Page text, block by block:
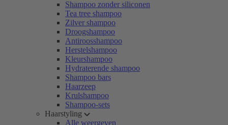
Shampoo zonder siliconen
Tea tree shampoo
Zilver shampoo
Droogshampoo
Antiroosshampoo
Herstelshampoo
Kleurshampoo
Hydraterende shampoo
Shampoo bars
Haarzeep
Krulshampoo
Shampoo-sets
Haarstyling
Alle weergeven